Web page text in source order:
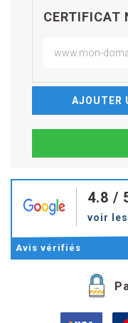
CERTIFICAT
AJOUTER
4.8 /
voir
Avis vérifiés